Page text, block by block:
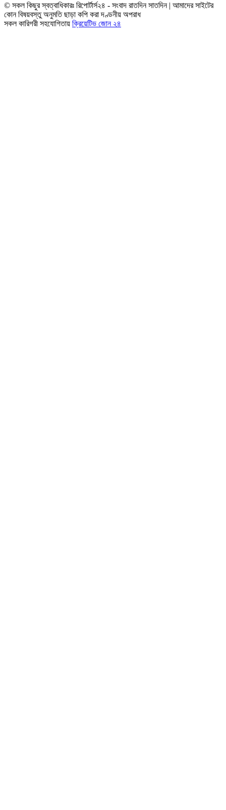
© সকল কিছুর স্বত্বাধিকারঃ রিপোর্টার্স২৪ - সংবাদ রাতদিন সাতদিন | আমাদের সাইটের
কোন বিষয়বস্তু অনুমতি ছাড়া কপি করা দণ্ডনীয় অপরাধ
সকল কারিগরী সহযোগিতায় ক্রিয়েটিভ জোন ২৪